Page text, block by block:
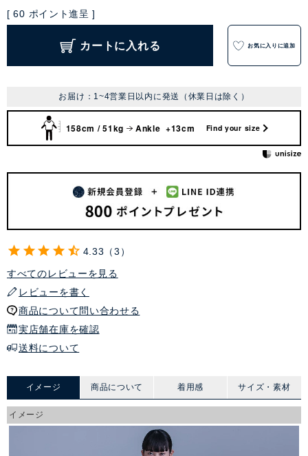
[ 60 ポイント進呈 ]
カートに入れる お気に入りに追加
お届け：1~4営業日以内に発送（休業日は除く）
158cm / 51kg Ankle +13cm Find your size
4.33
3
すべてのレビューを見る
レビューを書く
商品について問い合わせる
実店舗在庫を確認
送料について
イメージ 商品について 着用感 サイズ・素材
イメージ